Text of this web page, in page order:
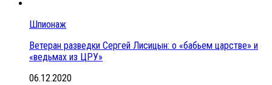
Шпионаж
Ветеран разведки Сергей Лисицын: о «бабьем царстве» и
«ведьмах из ЦРУ»
06.12.2020